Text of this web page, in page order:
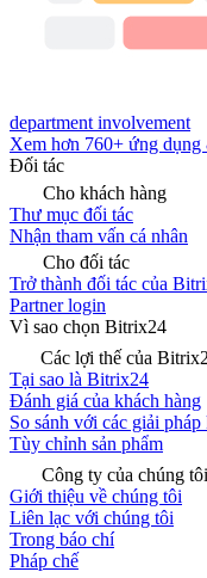
department involvement
Xem hơn 760+ ứng
Đối tác
Cho khách hàng
Thư mục đối tác
Nhận tham vấn cá nhân
Cho đối tác
Trở thành đối tác của
Partner login
Vì sao chọn Bitrix24
Các lợi thế của
Tại sao là Bitrix24
Đánh giá của khách hàng
So sánh với các giải pháp
Tùy chỉnh sản phẩm
Công ty của chúng tôi
Giới thiệu về chúng tôi
Liên lạc với chúng tôi
Trong báo chí
Pháp chế